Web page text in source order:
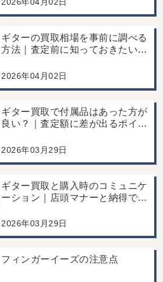
2026年04月02日
ギターの買取相場を事前に調べる
方法｜査定前に知っておきたいポ
2026年04月02日
ギター買取で付属品はあった方が
良い？｜査定額に差が出るポイン
2026年03月29日
ギター買取と購入時のコミュニケ
ーション｜店頭マナーと納得でき
2026年03月29日
フィンガーイーズの注意点